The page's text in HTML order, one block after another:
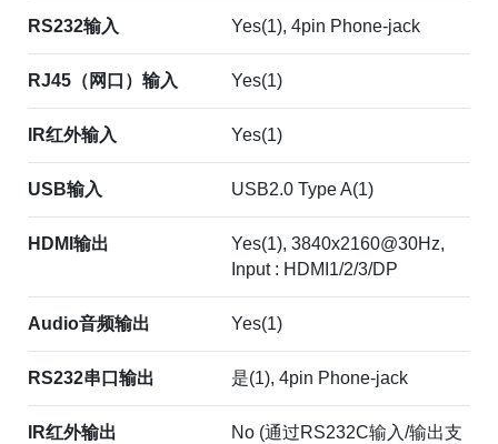
RS232输入 Yes(1), 4pin Phone-jack
RJ45（网口）输入 Yes(1)
IR红外输入 Yes(1)
USB输入 USB2.0 Type A(1)
HDMI输出
Yes(1), 3840x2160@30Hz,
Input : HDMI1/2/3/DP
Audio音频输出 Yes(1)
RS232串口输出 是(1), 4pin Phone-jack
IR红外输出
No (通过RS232C输入/输出支